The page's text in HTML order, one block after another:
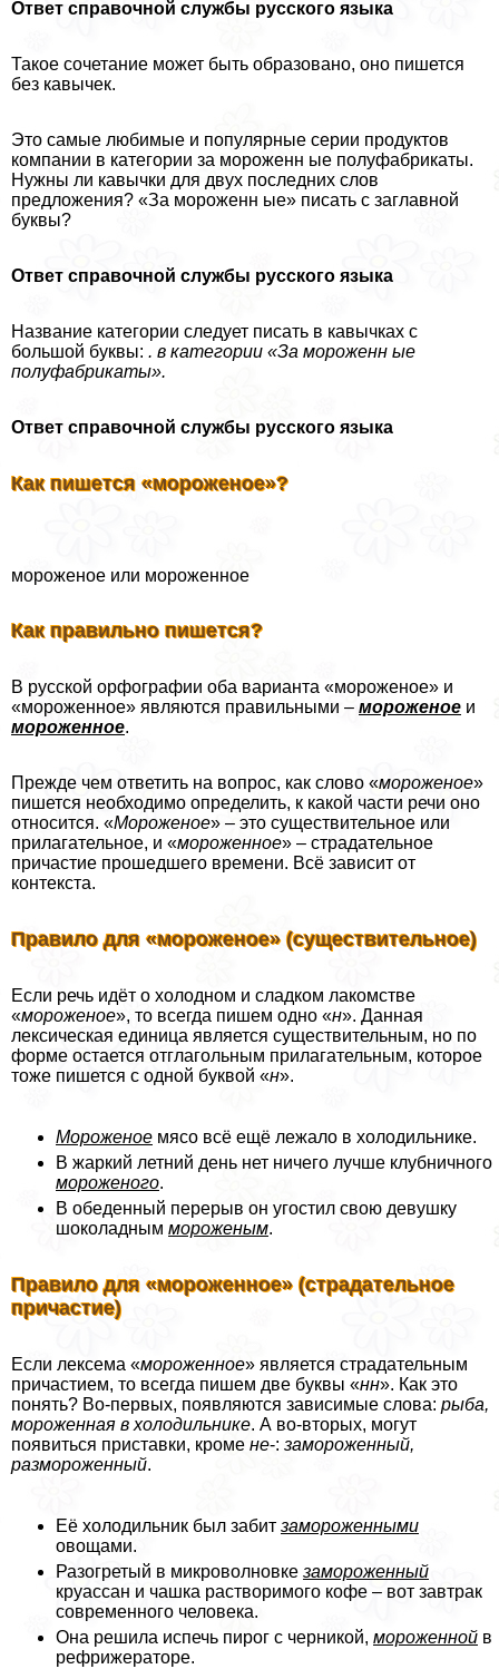
Ответ справочной службы русского языка
Такое сочетание может быть образовано, оно пишется
без кавычек.
Это самые любимые и популярные серии продуктов
компании в категории за мороженн ые полуфабрикаты.
Нужны ли кавычки для двух последних слов
предложения? «За мороженн ые» писать с заглавной
буквы?
Ответ справочной службы русского языка
Название категории следует писать в кавычках с
большой буквы: . в категории «За мороженн ые
полуфабрикаты».
Ответ справочной службы русского языка
Как пишется «мороженое»?
мороженое или мороженное
Как правильно пишется?
В русской орфографии оба варианта «мороженое» и
«мороженное» являются правильными – мороженое и
мороженное.
Прежде чем ответить на вопрос, как слово «мороженое»
пишется необходимо определить, к какой части речи оно
относится. «Мороженое» – это существительное или
прилагательное, и «мороженное» – страдательное
причастие прошедшего времени. Всё зависит от
контекста.
Правило для «мороженое» (существительное)
Если речь идёт о холодном и сладком лакомстве
«мороженое», то всегда пишем одно «н». Данная
лексическая единица является существительным, но по
форме остается отглагольным прилагательным, которое
тоже пишется с одной буквой «н».
Мороженое мясо всё ещё лежало в холодильнике.
В жаркий летний день нет ничего лучше клубничного
мороженого.
В обеденный перерыв он угостил свою дeвyшку
шоколадным мороженым.
Правило для «мороженное» (страдательное
причастие)
Если лексема «мороженное» является страдательным
причастием, то всегда пишем две буквы «нн». Как это
понять? Во-первых, появляются зависимые слова: рыба,
мороженная в холодильнике. А во-вторых, могут
появиться приставки, кроме не-: замороженный,
размороженный.
Её холодильник был забит замороженными
овощами.
Разогретый в микроволновке замороженный
круассан и чашка растворимого кофе – вот завтpaк
современного человека.
Она решила испечь пирог с черникой, мороженной в
рефрижераторе.